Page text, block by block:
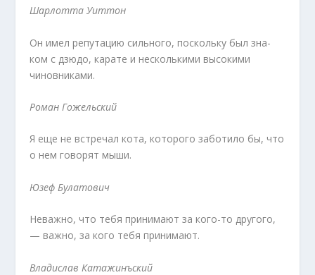
Шарлотта Уиттон
Он имел репутацию сильного, поскольку был зна­
ком с дзюдо, карате и несколькими высокими
чинов­никами.
Роман Гожельский
Я еще не встречал кота, которого заботило бы, что
о нем говорят мыши.
Юзеф Булатович
Неважно, что тебя принимают за кого-то друго­го,
— важно, за кого тебя принимают.
Владислав Катажинъский